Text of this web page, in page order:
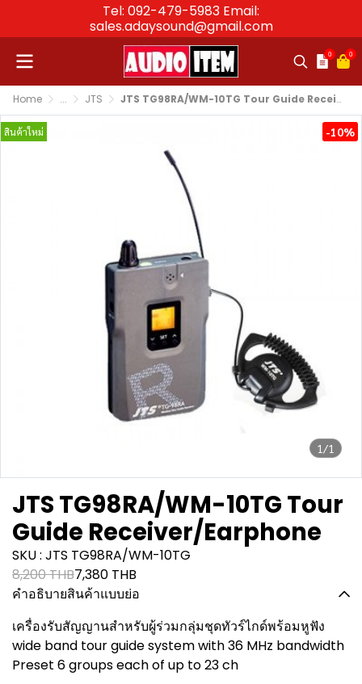
Tel: 092-479-5983 Email:
sales.adaysound@gmail.com
0 0
Home ... JTS JTS TG98RA/WM-10TG Tour Guide Receiver/Earphone
1/1
สินค้าใหม่ -10%
JTS TG98RA/WM-10TG Tour
Guide Receiver/Earphone
SKU : JTS TG98RA/WM-10TG
8,200 THB7,380 THB
คำอธิบายสินค้าแบบย่อ
เครื่องรับสัญญานสำหรับผู้ร่วมกลุ่มชุดทัวร์ไกด์พร้อมหูฟัง
wide band tour guide system with 36 MHz bandwidth
Preset 6 groups each of up to 23 ch